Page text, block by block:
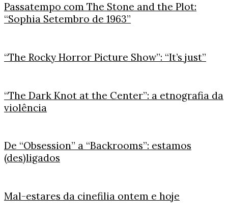
Passatempo com The Stone and the Plot:
“Sophia Setembro de 1963”
“The Rocky Horror Picture Show”: “It’s just”
“The Dark Knot at the Center”: a etnografia da
violência
De “Obsession” a “Backrooms”: estamos
(des)ligados
Mal-estares da cinefilia ontem e hoje